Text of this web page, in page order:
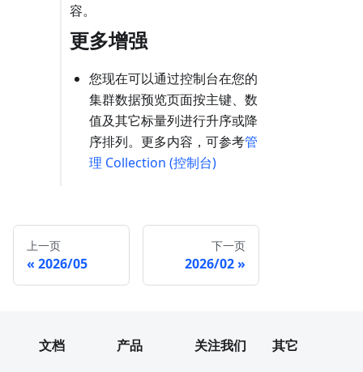
容。
更多增强
您现在可以通过控制台在您的
集群数据预览页面按主键、数
值及其它标量列进行升序或降
序排列。更多内容，可参考管
理 Collection (控制台)
上一页
2026/05
下一页
2026/02
文档
产品
关注我们
其它